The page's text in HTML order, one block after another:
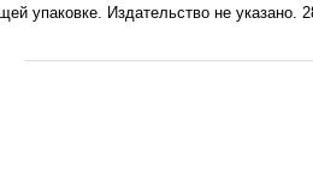
упаковке. Издательство не указано.